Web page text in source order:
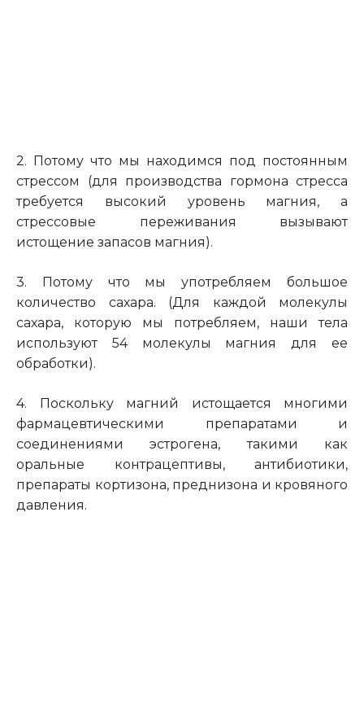
2. Потому что мы находимся под постоянным
стрессом (для производства гормона стресса
требуется высокий уровень магния, а
стрессовые переживания вызывают
истощение запасов магния).
3. Потому что мы употребляем большое
количество сахара. (Для каждой молекулы
сахара, которую мы потребляем, наши тела
используют 54 молекулы магния для ее
обработки).
4. Поскольку магний истощается многими
фармацевтическими препаратами и
соединениями эстрогена, такими как
оральные контрацептивы, антибиотики,
препараты кортизона, преднизона и кровяного
давления.